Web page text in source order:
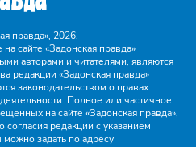
правда», 2026.
сайте «Задонская правда»
авторами и читателями, являются
редакции «Задонская правда»
законодательством о правах
Полное или частичное
на сайте «Задонская правда»,
согласия редакции с указанием
задать по адресу